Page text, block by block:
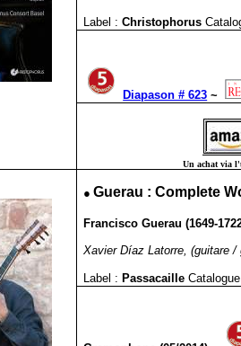
Label : Christophorus
Diapason # 623 ~
Un achat via
●Guerau : Complete
Francisco Guerau (1649-
Xavier Díaz Latorre, (guitare /
Label : Passacaille